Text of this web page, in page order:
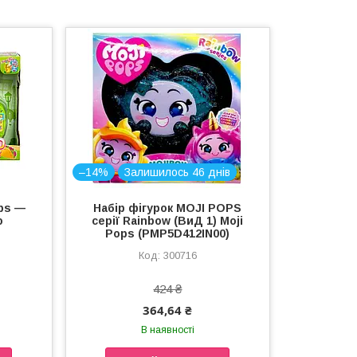
—
–14% Залишилось 46 днів
Набір фігурок MOJI POPS
серії Rainbow (ВиД 1) Moji
Pops (PMP5D412IN00)
300716
424 ₴
364,64 ₴
В наявності